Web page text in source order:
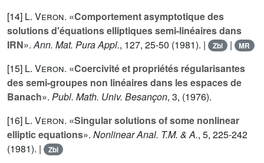
[14] L. Veron. «Comportement asymptotique des
solutions d'équations elliptiques semi-linéaires dans
IRN».Ann. Mat. Pura Appl., 127, 25-50 (1981). | Zbl | MR
[15] L. Veron. «Coercivité et propriétés régularisantes
des semi-groupes non linéaires dans les espaces de
Banach». Publ. Math. Univ. Besançon, 3, (1976).
[16] L. Veron. «Singular solutions of some nonlinear
elliptic equations». Nonlinear Anal. T.M. & A., 5, 225-242
(1981). |
Zbl